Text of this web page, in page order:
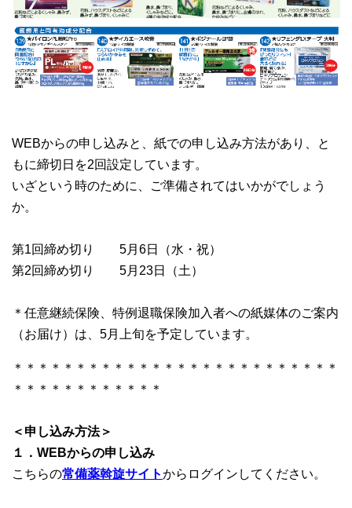
WEBからの申し込みと、紙での申し込み方法があり、と
もに締切日を2回設定しています。
いざという時のために、ご準備されてはいかがでしょう
か。
第1回締め切り 5月6日（水・祝）
第2回締め切り 5月23日（土）
＊任意継続保険、特例退職保険加入者への紙媒体のご案内
（お届け）は、5月上旬を予定しています。
＊＊＊＊＊＊＊＊＊＊＊＊＊＊＊＊＊＊＊＊＊＊＊＊＊＊
＊＊＊＊＊＊＊＊＊＊＊＊
＜申し込み方法＞
１．WEBからの申し込み
こちらの常備薬斡旋サイトからログインしてください。